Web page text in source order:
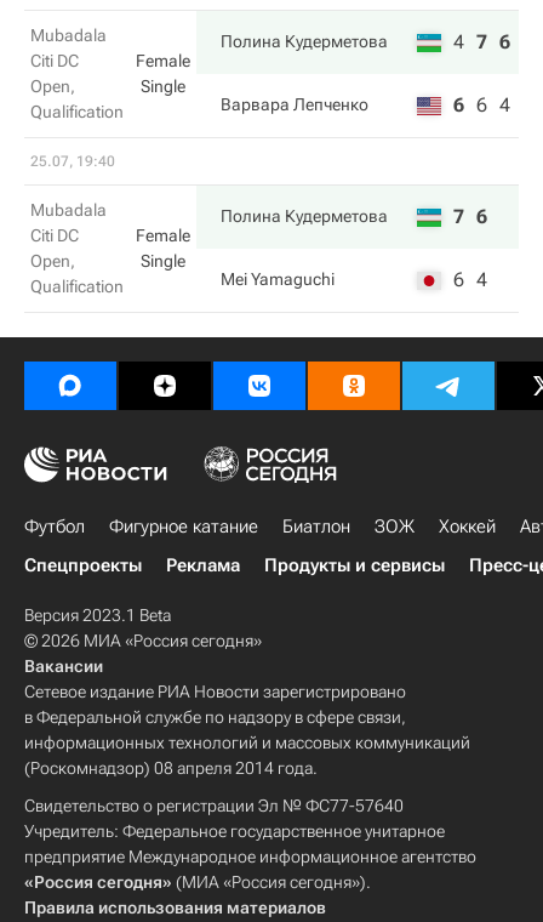
Mubadala
Citi DC
Open,
Qualification
Female
Single
Полина Кудерметова 4 7 6
Варвара Лепченко 6 6 4
25.07, 19:40
Mubadala
Citi DC
Open,
Qualification
Female
Single
Полина Кудерметова 7 6
Mei Yamaguchi 6 4
Футбол Фигурное катание Биатлон ЗОЖ Хоккей
Спецпроекты
Реклама Продукты и сервисы Пресс-
Версия 2023.1 Beta
© 2026 МИА «Россия сегодня»
Вакансии
Сетевое издание РИА Новости зарегистрировано
в Федеральной службе по надзору в сфере связи,
информационных технологий и массовых коммуникаций
(Роскомнадзор) 08 апреля 2014 года.
Свидетельство о регистрации Эл № ФС77-57640
Учредитель: Федеральное государственное унитарное
предприятие Международное информационное агентство
«Россия сегодня» (МИА «Россия сегодня»).
Правила использования материалов